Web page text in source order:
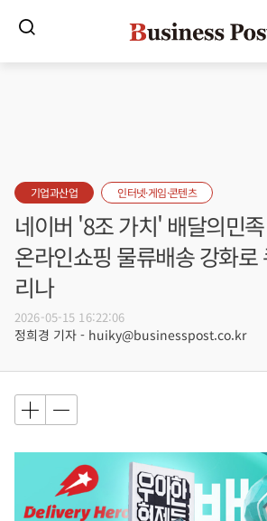
기업과산업 인터넷·게임·콘텐츠
네이버 '8조 가치' 배달의민
온라인쇼핑 물류배송 강화로
리나
2026-05-15 16:22:06
정희경 기자 - huiky@businesspost.co.kr